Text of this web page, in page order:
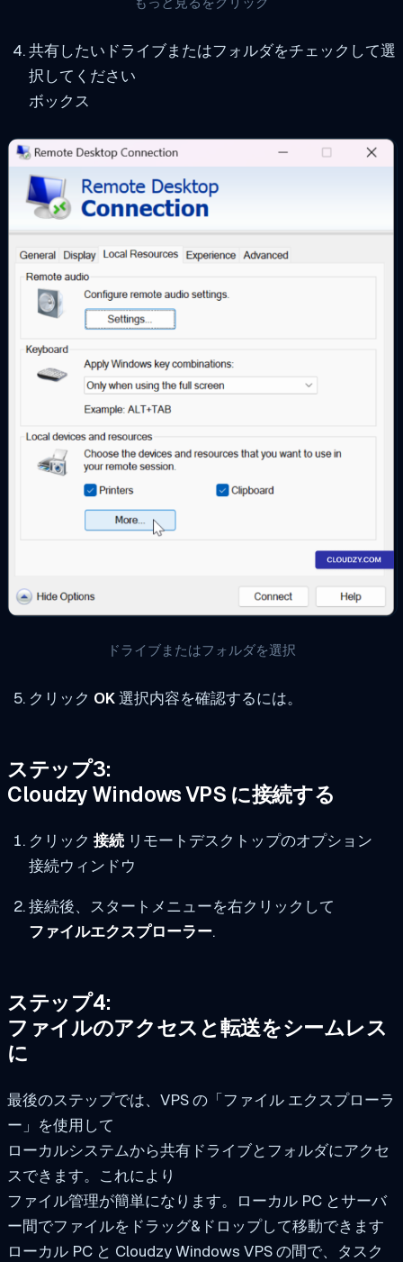
共有したいドライブまたはフォルダをチェックして選
択してください
ボックス
ドライブまたはフォルダを選択
クリック OK選択内容を確認するには。
ステップ3:
Cloudzy Windows VPS に接続する
クリック 接続リモートデスクトップのオプション
接続ウィンドウ
接続後、スタートメニューを右クリックして
ファイルエクスプローラー.
ステップ4:
ファイルのアクセスと転送をシームレス
に
最後のステップでは、VPS の「ファイル エクスプローラ
ー」を使用して
ローカルシステムから共有ドライブとフォルダにアクセ
スできます。これにより
ファイル管理が簡単になります。ローカル PC とサーバ
ー間でファイルをドラッグ&ドロップして移動できます
ローカル PC と Cloudzy Windows VPS の間で、タスク